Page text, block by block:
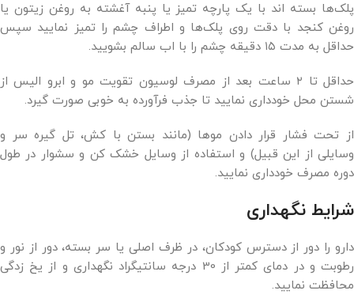
پلک‌ها بسته اند با یک پارچه تمیز یا پنبه آغشته به روغن زیتون یا
روغن کنجد با دقت روی پلک‌ها و اطراف چشم را تمیز نمایید سپس
حداقل به مدت ۱۵ دقیقه چشم را با اب سالم بشویید.
حداقل تا ۲ ساعت بعد از مصرف لوسیون تقویت مو و ابرو الیس از
شستن محل خودداری نمایید تا جذب فرآورده به خوبی صورت گیرد.
از تحت فشار قرار دادن موها (مانند بستن با کش، تل گیره سر و
وسایلی از این قبیل) و استفاده از وسایل خشک کن و سشوار در طول
دوره مصرف خودداری نمایید.
شرایط نگهداری
دارو را دور از دسترس کودکان، در ظرف اصلی یا سر بسته، دور از نور و
رطوبت و در دمای کمتر از 30 درجه سانتیگراد نگهداری و از یخ زدگی
محافظت نمایید.